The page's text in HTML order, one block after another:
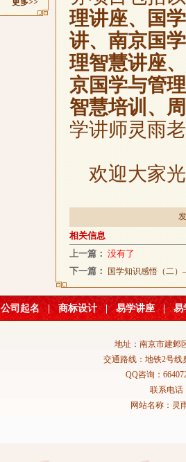
更多>>
理讲座、国
讲、南京国
理智慧讲座
京国学与管
智慧培训、
学讲师灵雨
欢迎大家光
相关信息
上一篇： 没有了
下一篇：
国学知识感悟（二
公司起名 | 商标设计 | 易学讲座 | 易
地址：南京市建邺
交通路线：地铁2号线
QQ咨询：
联系电话
网站名称：灵